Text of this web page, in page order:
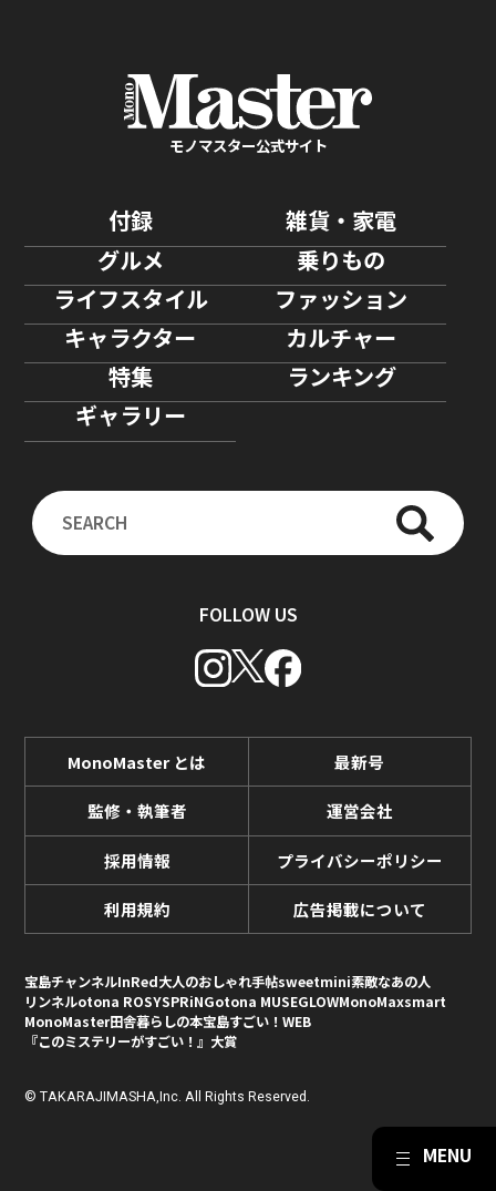
モノマスター公式サイト
付録
雑貨・家電
グルメ
乗りもの
ライフスタイル
ファッション
キャラクター
カルチャー
特集
ランキング
ギャラリー
FOLLOW US
MonoMaster とは 最新号
監修・執筆者 運営会社
採用情報 プライバシーポリシー
利用規約 広告掲載について
宝島チャンネルInRed大人のおしゃれ手帖sweetmini素敵なあの人
リンネルotona ROSYSPRiNGotona MUSEGLOWMonoMaxsmart
MonoMaster田舎暮らしの本宝島すごい！WEB
『このミステリーがすごい！』大賞
© TAKARAJIMASHA,Inc. All Rights Reserved.